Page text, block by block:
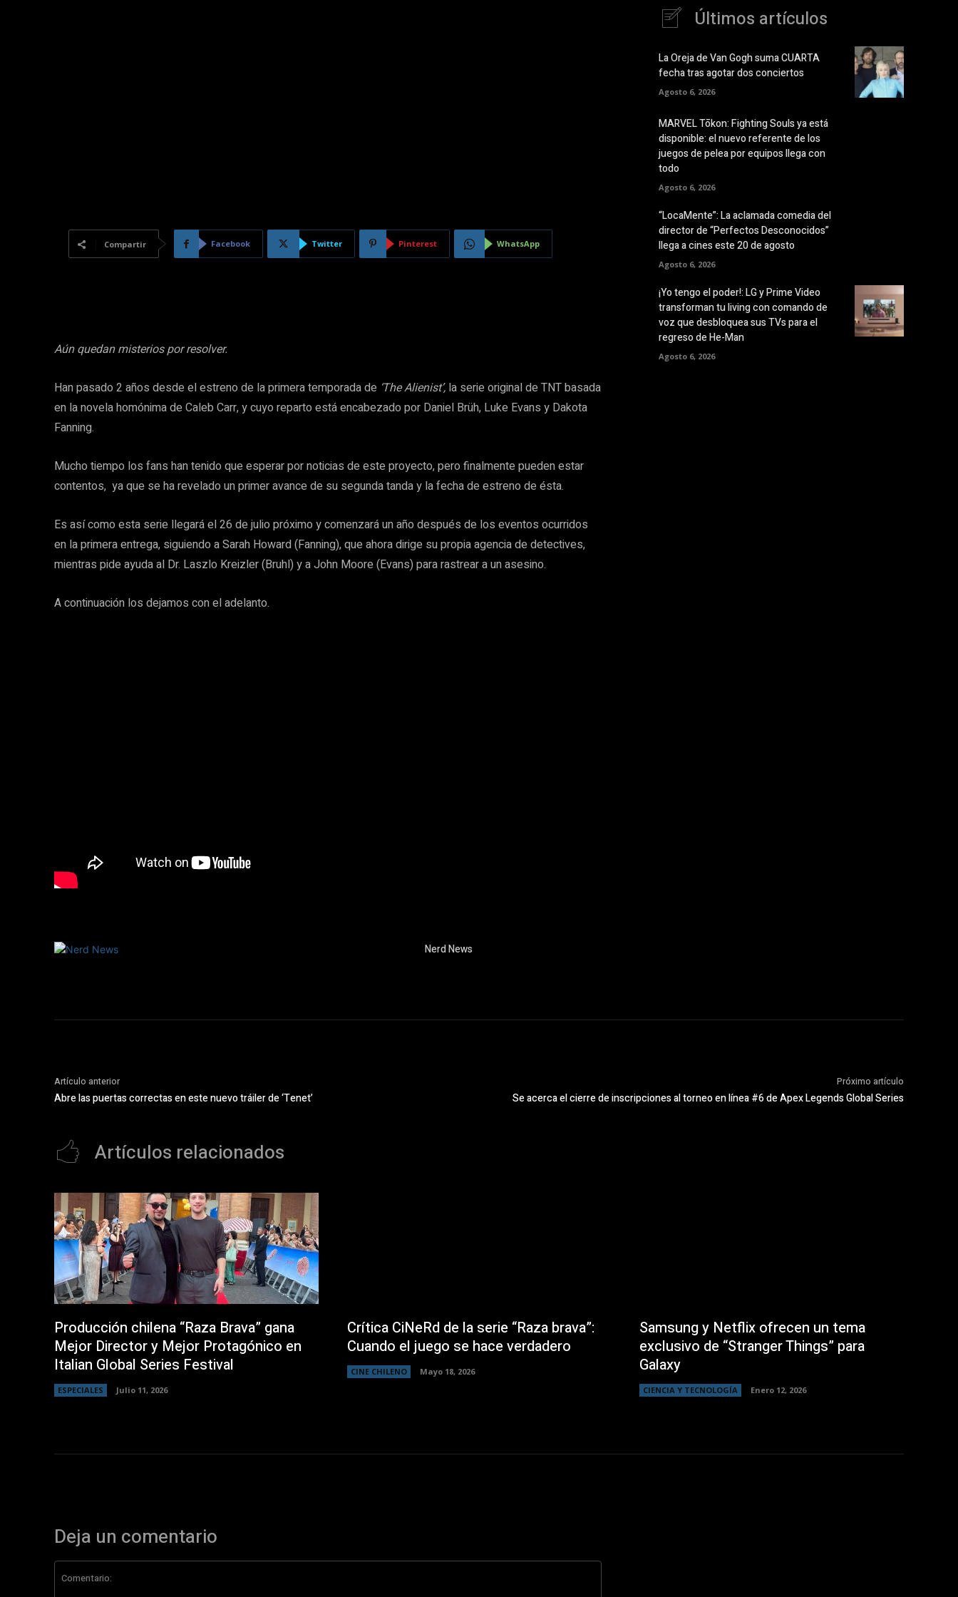
Compartir Facebook Twitter Pinterest WhatsApp
Aún quedan misterios por resolver.
Han pasado 2 años desde el estreno de la primera temporada de ‘The Alienist’, la serie original de TNT basada
en la novela homónima de Caleb Carr, y cuyo reparto está encabezado por Daniel Brüh, Luke Evans y Dakota
Fanning.
Mucho tiempo los fans han tenido que esperar por noticias de este proyecto, pero finalmente pueden estar
contentos, ya que se ha revelado un primer avance de su segunda tanda y la fecha de estreno de ésta.
Es así como esta serie llegará el 26 de julio próximo y comenzará un año después de los eventos ocurridos
en la primera entrega, siguiendo a Sarah Howard (Fanning), que ahora dirige su propia agencia de detectives,
mientras pide ayuda al Dr. Laszlo Kreizler (Bruhl) y a John Moore (Evans) para rastrear a un asesino.
A continuación los dejamos con el adelanto.
Nerd News
Últimos artículos
La Oreja de Van Gogh suma CUARTA
fecha tras agotar dos conciertos
Agosto 6, 2026
MARVEL Tōkon: Fighting Souls ya está
disponible: el nuevo referente de los
juegos de pelea por equipos llega con
todo
Agosto 6, 2026
“LocaMente”: La aclamada comedia del
director de “Perfectos Desconocidos”
llega a cines este 20 de agosto
Agosto 6, 2026
¡Yo tengo el poder!: LG y Prime Video
transforman tu living con comando de
voz que desbloquea sus TVs para el
regreso de He-Man
Agosto 6, 2026
Artículo anterior
Abre las puertas correctas en este nuevo tráiler de ‘Tenet’
Próximo artículo
Se acerca el cierre de inscripciones al torneo en línea #6 de Apex Legends Global Series
Artículos relacionados
Producción chilena “Raza Brava” gana
Mejor Director y Mejor Protagónico en
Italian Global Series Festival
ESPECIALES Julio 11, 2026
Crítica CiNeRd de la serie “Raza brava”:
Cuando el juego se hace verdadero
CINE CHILENO Mayo 18, 2026
Samsung y Netflix ofrecen un tema
exclusivo de “Stranger Things” para
Galaxy
CIENCIA Y TECNOLOGÍA Enero 12, 2026
Deja un comentario